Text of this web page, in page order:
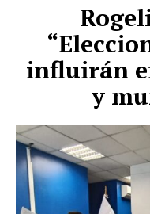
influirán
y